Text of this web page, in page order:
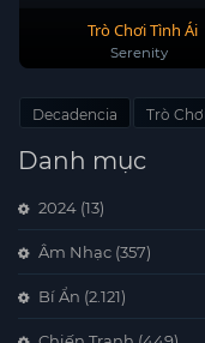
Trò Chơi Tình Ái
Serenity
Decadencia Trò
Danh mục
2024 (13)
Âm Nhạc (357)
Bí Ẩn (2.121)